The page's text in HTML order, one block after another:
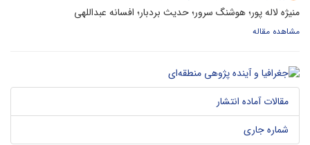
منیژه لاله پور؛ هوشنگ سرور؛ حدیث بردبار؛ افسانه عبداللهی
مشاهده مقاله
مقالات آماده انتشار
شماره جاری